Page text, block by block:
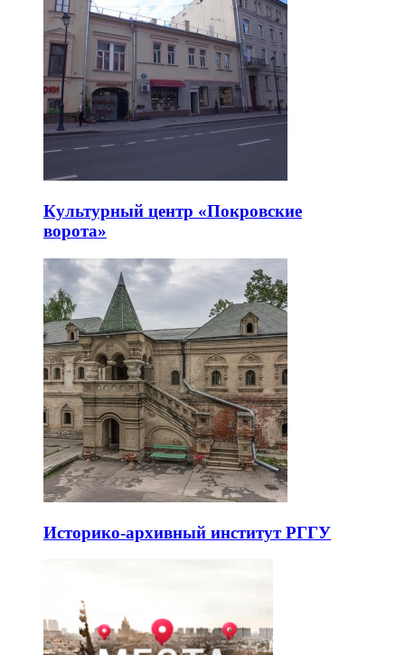
Культурный центр «Покровские
ворота»
Историко-архивный институт РГГУ